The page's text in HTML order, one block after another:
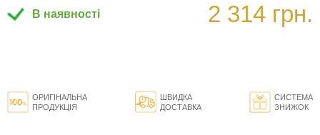
В наявності 2 314 грн.
ОРИГІНАЛЬНА
ПРОДУКЦІЯ
ШВИДКА
ДОСТАВКА
СИСТЕМА
ЗНИЖОК